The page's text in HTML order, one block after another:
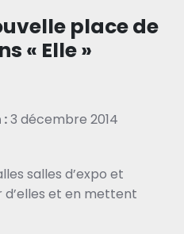
place de
« Elle »
3 décembre 2014
salles d’expo et
et en mettent